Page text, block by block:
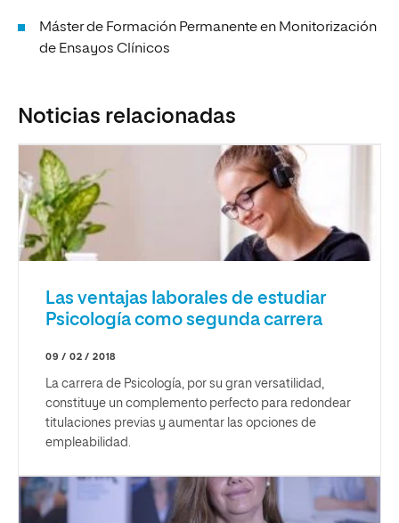
Máster de Formación Permanente en Monitorización
de Ensayos Clínicos
Noticias relacionadas
Las ventajas laborales de estudiar
Psicología como segunda carrera
09 / 02 / 2018
La carrera de Psicología, por su gran versatilidad,
constituye un complemento perfecto para redondear
titulaciones previas y aumentar las opciones de
empleabilidad.